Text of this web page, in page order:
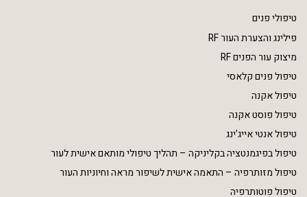
טיפולי פנים
פילינג והצערת העור RF
מיצוק עור הפנים RF
טיפול פנים קלאסי
טיפול אקנה
טיפול פוסט אקנה
טיפול אנטי אייג’ינג
טיפול בפיגמנטציה בקליניקה – תהליך טיפולי מותאם אישית לעור
טיפול מזותרפיה – התאמה אישית לשיפור מראה וחיוניות העור
טיפול פוטותרפיה